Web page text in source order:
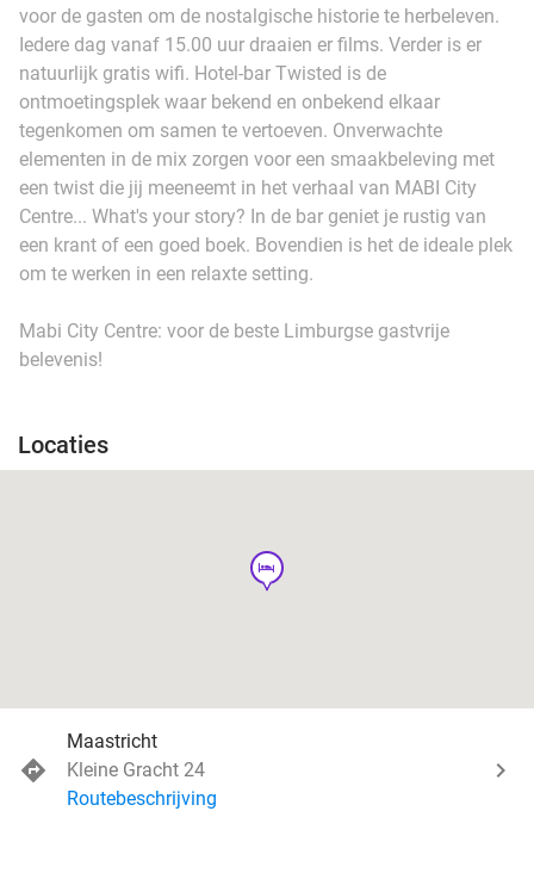
voor de gasten om de nostalgische historie te herbeleven.
Iedere dag vanaf 15.00 uur draaien er films. Verder is er
natuurlijk gratis wifi. Hotel-bar Twisted is de
ontmoetingsplek waar bekend en onbekend elkaar
tegenkomen om samen te vertoeven. Onverwachte
elementen in de mix zorgen voor een smaakbeleving met
een twist die jij meeneemt in het verhaal van MABI City
Centre... What's your story? In de bar geniet je rustig van
een krant of een goed boek. Bovendien is het de ideale plek
om te werken in een relaxte setting.
Mabi City Centre: voor de beste Limburgse gastvrije
belevenis!
Locaties
hotel
Maastricht
Kleine Gracht 24
Routebeschrijving